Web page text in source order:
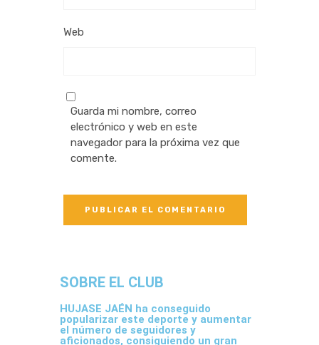
Web
Guarda mi nombre, correo
electrónico y web en este
navegador para la próxima vez que
comente.
SOBRE EL CLUB
HUJASE JAÉN ha conseguido
popularizar este deporte y aumentar
el número de seguidores y
aficionados, consiguiendo un gran